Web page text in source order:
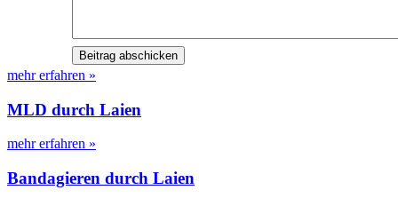
mehr erfahren »
MLD durch Laien
mehr erfahren »
Bandagieren durch Laien